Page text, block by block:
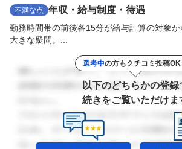
不満な点 年収・給与制度・待遇
勤務時間帯の前後各15分が給与計算の対象
大きな疑問。...
選考中の方もクチコミ投稿OK
以下のどちらかの登録
続きをご覧いただけま